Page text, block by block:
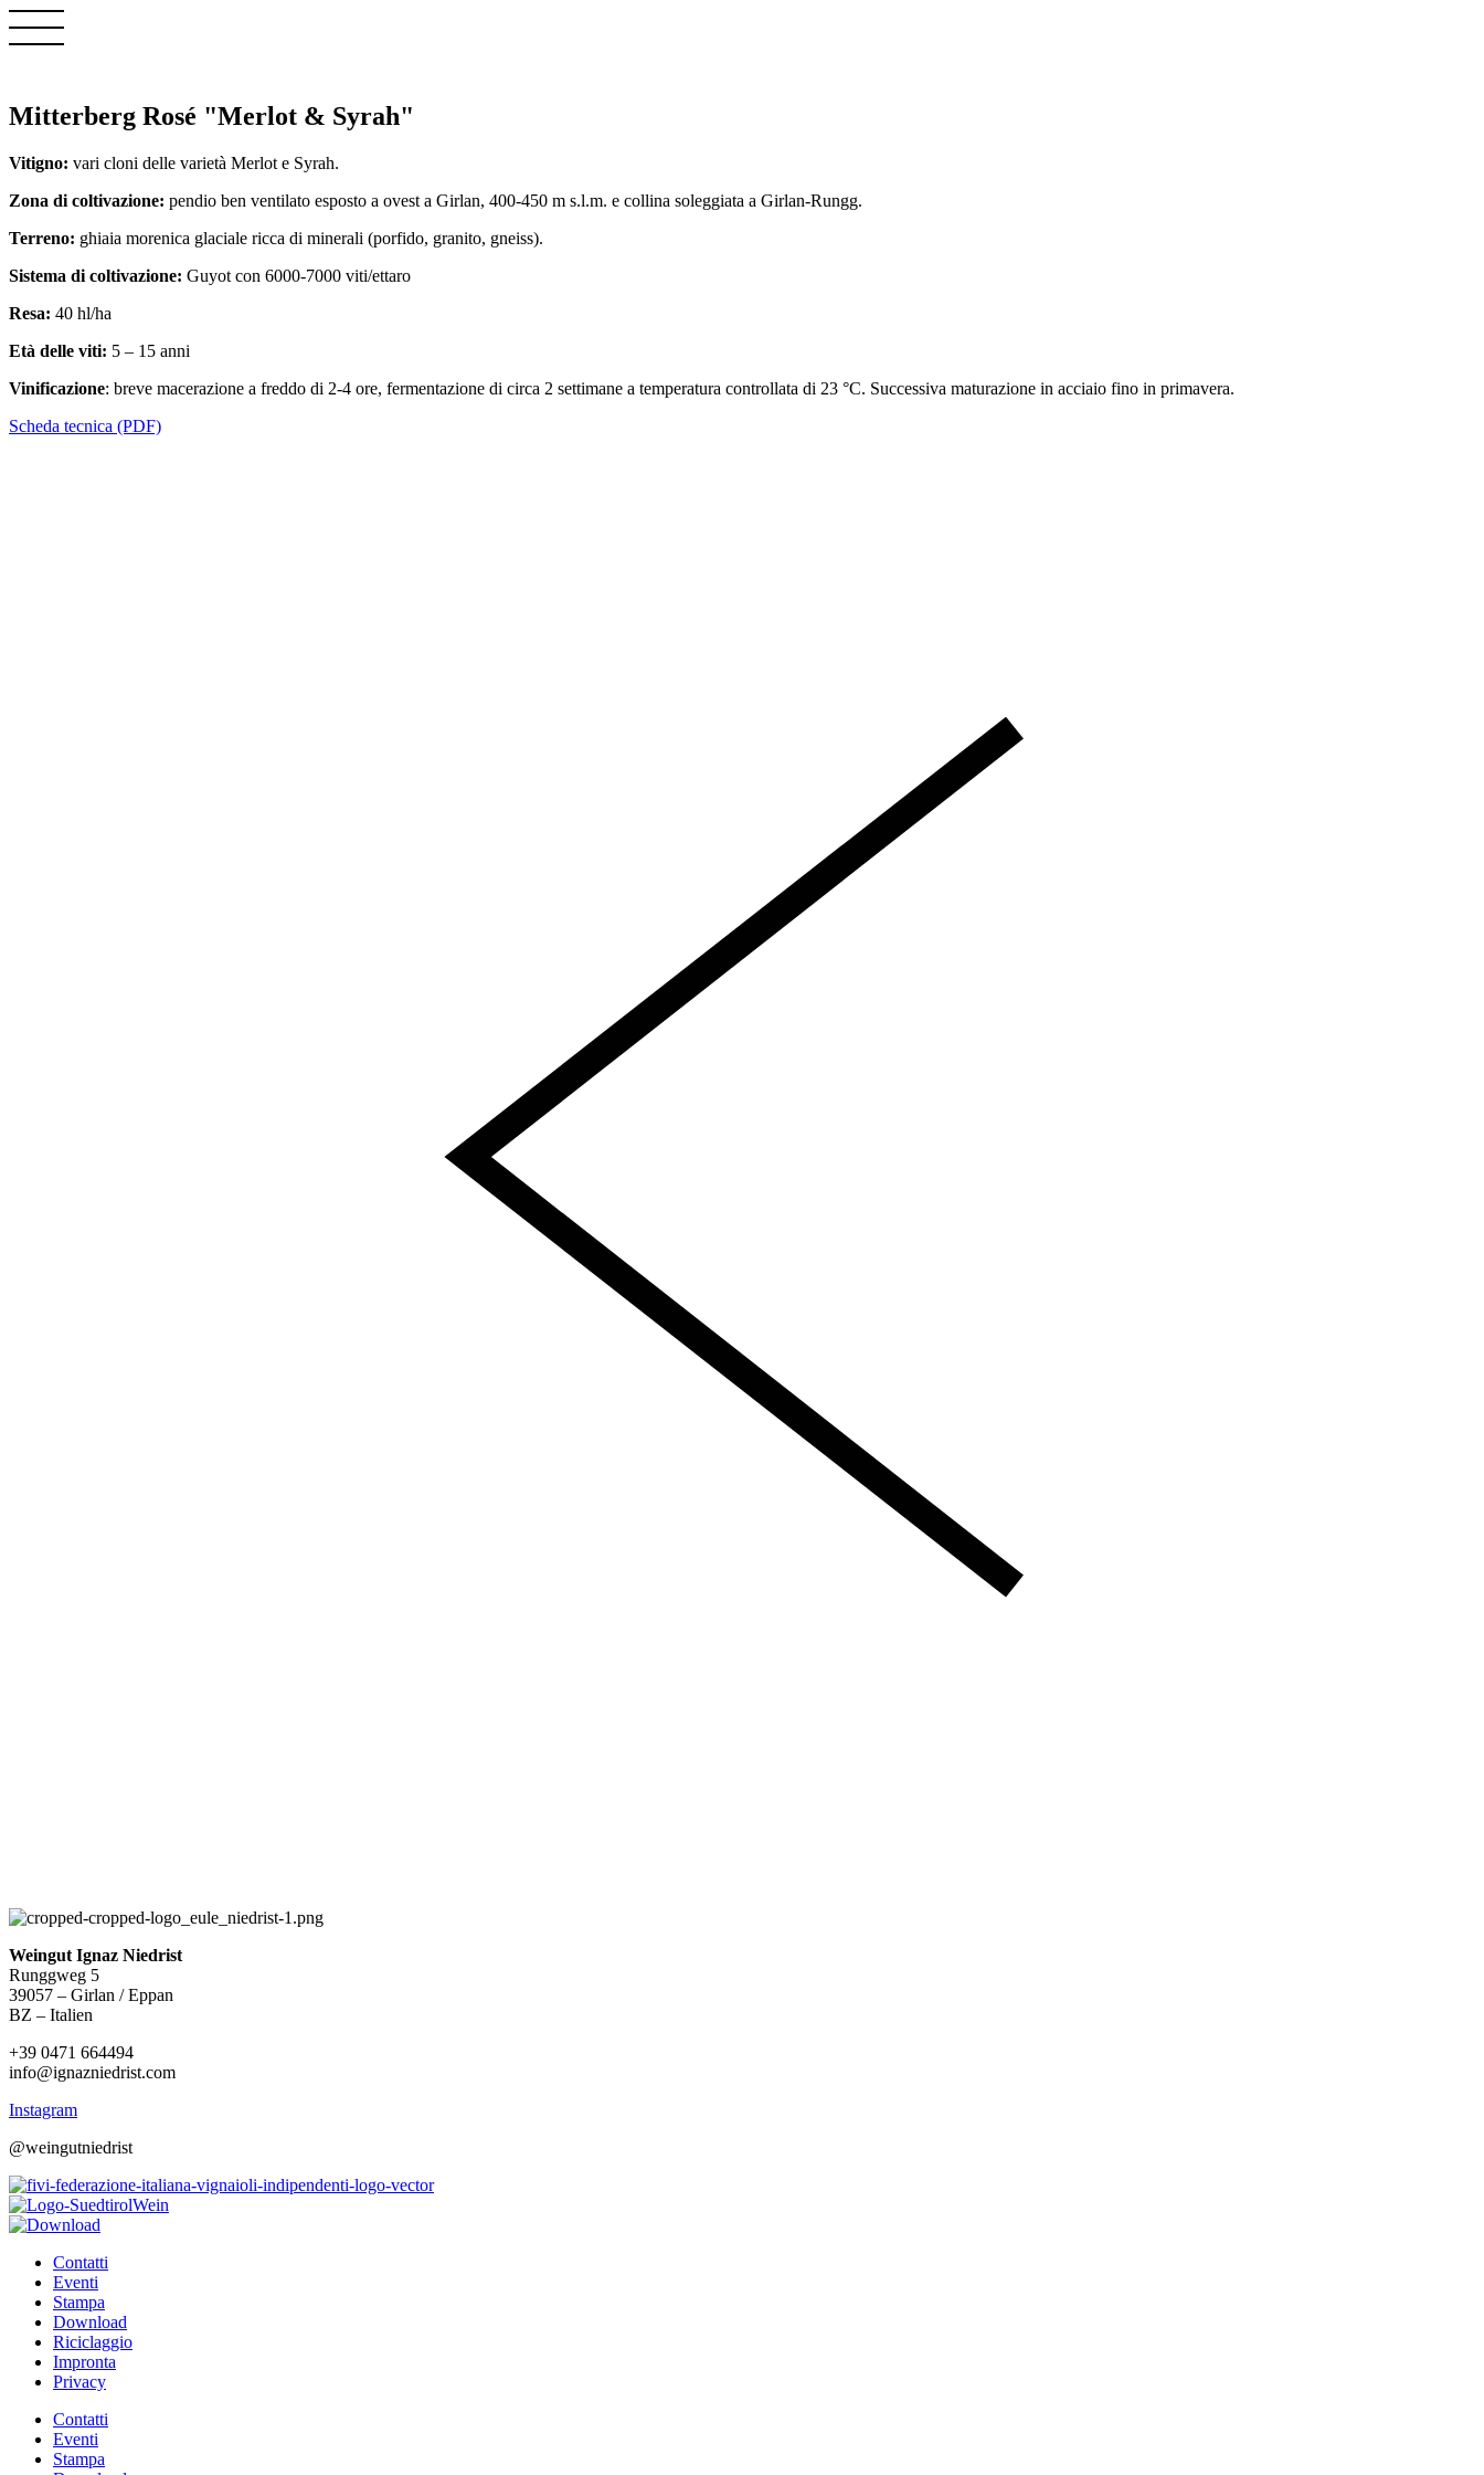
Mitterberg Rosé "Merlot & Syrah"
Vitigno: vari cloni delle varietà Merlot e Syrah.
Zona di coltivazione: pendio ben ventilato esposto a ovest a Girlan, 400-450 m s.l.m. e collina soleggiata a Girlan-Rungg.
Terreno: ghiaia morenica glaciale ricca di minerali (porfido, granito, gneiss).
Sistema di coltivazione: Guyot con 6000-7000 viti/ettaro
Resa: 40 hl/ha
Età delle viti: 5 – 15 anni
Vinificazione: breve macerazione a freddo di 2-4 ore, fermentazione di circa 2 settimane a temperatura controllata di 23 °C. Successiva maturazione in acciaio fino in primavera.
Scheda tecnica (PDF)
Weingut Ignaz Niedrist
Runggweg 5
39057 – Girlan / Eppan
BZ – Italien
+39 0471 664494
info@ignazniedrist.com
Instagram
@weingutniedrist
Contatti
Eventi
Stampa
Download
Riciclaggio
Impronta
Privacy
Contatti
Eventi
Stampa